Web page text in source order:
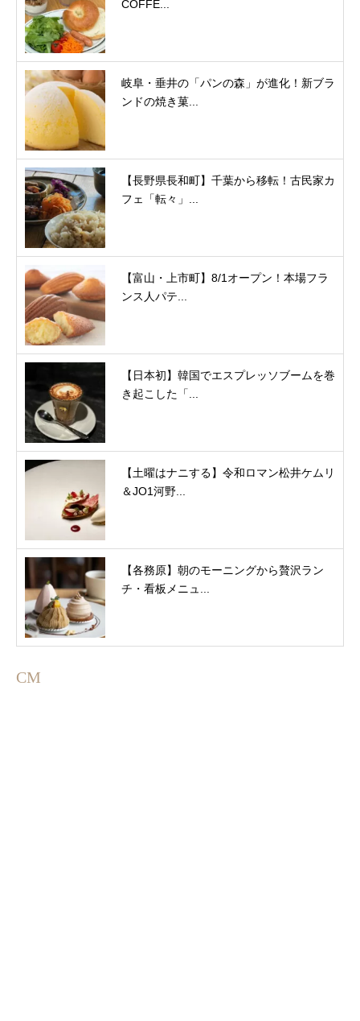
COFFE...
岐阜・垂井の「パンの森」が進化！新ブラ
ンドの焼き菓...
【長野県長和町】千葉から移転！古民家カ
フェ「転々」...
【富山・上市町】8/1オープン！本場フラ
ンス人パテ...
【日本初】韓国でエスプレッソブームを巻
き起こした「...
【土曜はナニする】令和ロマン松井ケムリ
＆JO1河野...
【各務原】朝のモーニングから贅沢ラン
チ・看板メニュ...
CM